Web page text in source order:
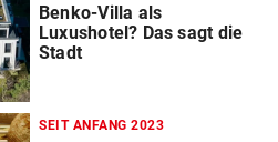
Benko-Villa als
Luxushotel? Das sagt die
Stadt
SEIT ANFANG 2023